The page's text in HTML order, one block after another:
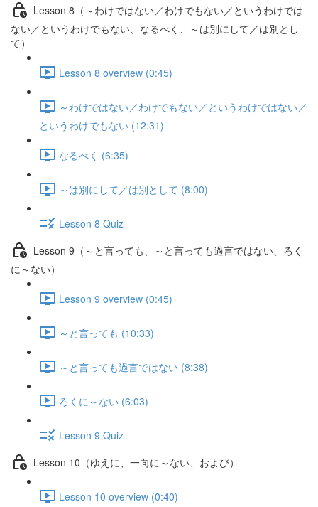
Lesson 8（～わけではない／わけでもない／というわけでは
ない／というわけでもない、なるべく、～は別にして／は別とし
て）
Lesson 8 overview (0:45)
～わけではない／わけでもない／というわけではない／
というわけでもない (12:31)
なるべく (6:35)
～は別にして／は別として (8:00)
Lesson 8 Quiz
Lesson 9（～と言っても、～と言っても過言ではない、ろく
に～ない）
Lesson 9 overview (0:45)
～と言っても (10:33)
～と言っても過言ではない (8:38)
ろくに～ない (6:03)
Lesson 9 Quiz
Lesson 10（ゆえに、一向に～ない、および）
Lesson 10 overview (0:40)